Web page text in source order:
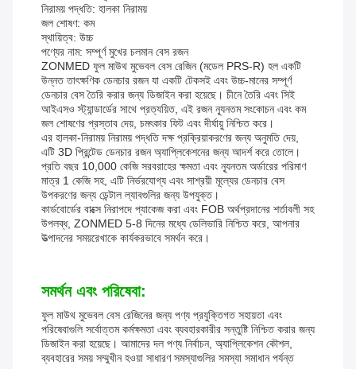
নিরাময় পদ্ধতি: হালকা নিরাময়
জল শোষণ: কম
স্থায়িত্ব: উচ্চ
পণ্যের নাম: সম্পূর্ণ মুখের চলমান বেস রজন
ZONMED ফুল মাউথ মুভেবল বেস রেজিন (মডেল PRS-R) হল একটি
উন্নত তাৎক্ষণিক ডেনচার রজন যা একটি টেকসই এবং উচ্চ-মানের সম্পূর্ণ
ডেনচার বেস তৈরি করার জন্য ডিজাইন করা হয়েছে। চীনে তৈরি এবং সিই
আইএসও স্ট্যান্ডার্ডের সাথে প্রত্যয়িত, এই রজন ন্যূনতম সংকোচন এবং কম
জল শোষণের প্রস্তাব দেয়, চমৎকার ফিট এবং দীর্ঘায়ু নিশ্চিত করে।
এর হালকা-নিরাময় নিরাময় পদ্ধতি দক্ষ প্রক্রিয়াকরণের জন্য অনুমতি দেয়,
এটি 3D প্রিন্টেড ডেনচার রজন অ্যাপ্লিকেশনের জন্য আদর্শ করে তোলে।
প্রতি বছর 10,000 কেজি সরবরাহের ক্ষমতা এবং ন্যূনতম অর্ডারের পরিমাণ
মাত্র 1 কেজি সহ, এটি নির্ভরযোগ্য এবং সাশ্রয়ী মূল্যের ডেনচার বেস
উপকরণের জন্য ডেন্টাল ল্যাবগুলির জন্য উপযুক্ত।
কার্ডবোর্ডের বাক্সে নিরাপদে প্যাকেজ করা এবং FOB অর্থপ্রদানের শর্তাবলী সহ
উপলব্ধ, ZONMED 5-8 দিনের মধ্যে ডেলিভারি নিশ্চিত করে, আপনার
উত্পাদনের সময়রেখাকে কার্যকরভাবে সমর্থন করে।
সমর্থন এবং পরিষেবা:
ফুল মাউথ মুভেবল বেস রেজিনের জন্য পণ্য প্রযুক্তিগত সহায়তা এবং
পরিষেবাগুলি সর্বোত্তম কর্মক্ষমতা এবং ব্যবহারকারীর সন্তুষ্টি নিশ্চিত করার জন্য
ডিজাইন করা হয়েছে। আমাদের দল পণ্য নির্বাচন, অ্যাপ্লিকেশন কৌশল,
ব্যবহারের সময় সম্মুখীন হওয়া সাধারণ সমস্যাগুলির সমস্যা সমাধান পর্যন্ত